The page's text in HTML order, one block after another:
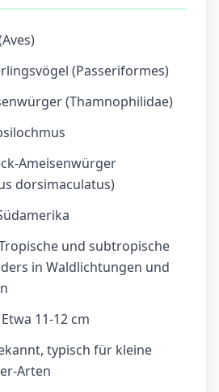
(Passeriformes)
(Thamnophilidae)
Ameisenwürger
dorsimaculatus)
und subtropische
in Waldlichtungen und
11-12 cm
typisch für kleine
Arten